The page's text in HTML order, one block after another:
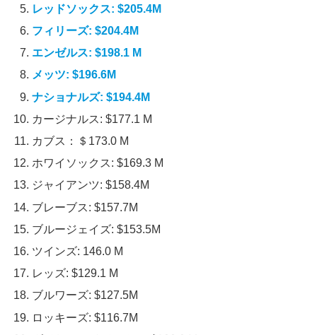
レッドソックス: $205.4M
フィリーズ: $204.4M
エンゼルス: $198.1 M
メッツ: $196.6M
ナショナルズ: $194.4M
カージナルス: $177.1 M
カブス：＄173.0 M
ホワイソックス: $169.3 M
ジャイアンツ: $158.4M
ブレーブス: $157.7M
ブルージェイズ: $153.5M
ツインズ: 146.0 M
レッズ: $129.1 M
ブルワーズ: $127.5M
ロッキーズ: $116.7M